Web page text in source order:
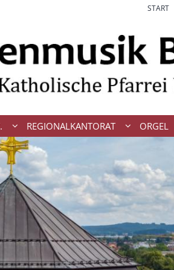
START
REGIONALKANTORAT ORGEL